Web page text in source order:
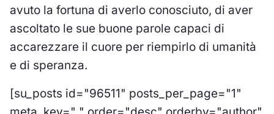
avuto la fortuna di averlo conosciuto, di aver
ascoltato le sue buone parole capaci di
accarezzare il cuore per riempirlo di umanità
e di speranza.
[su_posts id="96511" posts_per_page="1"